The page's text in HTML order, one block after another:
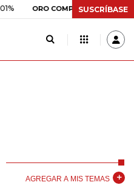
ORO COMPRA BANCO DE LA
SUSCRÍBASE
AGREGAR A MIS TEMAS